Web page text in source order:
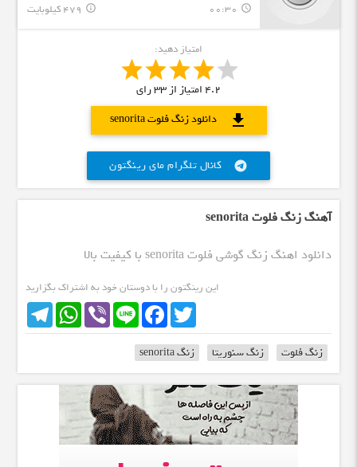
query_builder
00:30 479 کیلوبایت info_outline
امتیاز دهید:
4.2 امتیاز از33رای
دانلود زنگ فلوت senorita
download
کانال تلگرام مای رینگتون telegram
آهنگ زنگ فلوت senorita
دانلود اهنگ زنگ گوشی فلوت senorita با کیفیت بالا
این رینگتون را با دوستان خود به اشتراک بگزارید
TelegramWhatsApp Viber Line
FacebookTwitter
زنگ فلوت زنگ سنوریتا زنگ senorita